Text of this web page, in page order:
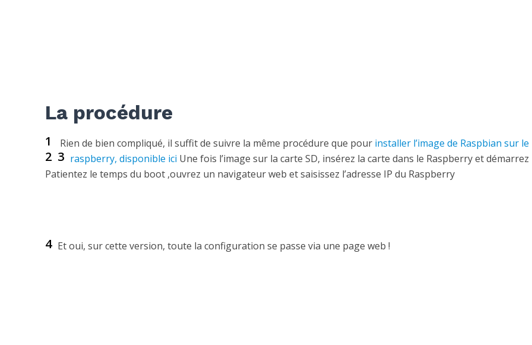
La procédure
1 Rien de bien compliqué, il suffit de suivre la même procédure que pour installer l’image de Raspbian sur le
raspberry, disponible ici
2 Une fois l’image sur la carte SD, insérez la carte dans le Raspberry et démarrez
3
Patientez le temps du boot ,ouvrez un navigateur web et saisissez l’adresse IP du Raspberry
4 Et oui, sur cette version, toute la configuration se passe via une page web !